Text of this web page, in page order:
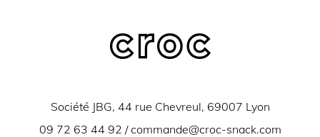
Société JBG, 44 rue Chevreul, 69007 Lyon
09 72 63 44 92 /commande@croc-snack.com